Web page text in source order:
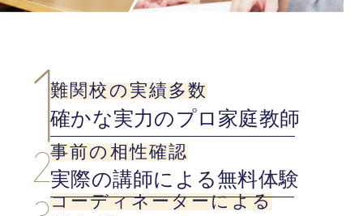
難関校の実績多数
確かな実力のプロ家庭教師
事前の相性確認
実際の講師による無料体験
コーディネーターによる